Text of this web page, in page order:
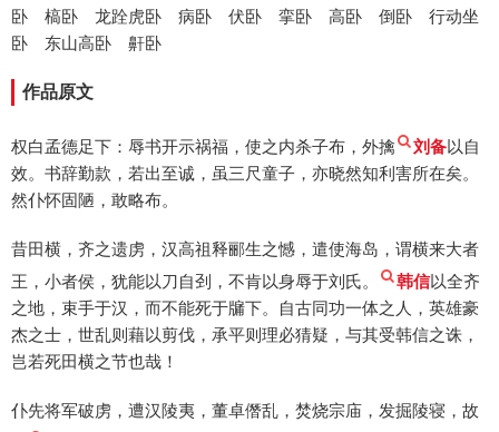
卧 槁卧 龙跧虎卧 病卧 伏卧 挛卧 高卧 倒卧 行动坐
卧 东山高卧 鼾卧
作品原文
权白孟德足下：辱书开示祸福，使之内杀子布，外擒 刘备以自
效。书辞勤款，若出至诚，虽三尺童子，亦晓然知利害所在矣。
然仆怀固陋，敢略布。
昔田横，齐之遗虏，汉高祖释郦生之憾，遣使海岛，谓横来大者
王，小者侯，犹能以刀自刭，不肯以身辱于刘氏。
韩信以全齐
之地，束手于汉，而不能死于牖下。自古同功一体之人，英雄豪
杰之士，世乱则藉以剪伐，承平则理必猜疑，与其受韩信之诛，
岂若死田横之节也哉！
仆先将军破虏，遭汉陵夷，董卓僭乱，焚烧宗庙，发掘陵寝，故